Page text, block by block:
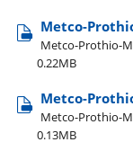
Metco-
Metco-Prothio-
0.22MB
Metco-
Metco-Prothio-
0.13MB